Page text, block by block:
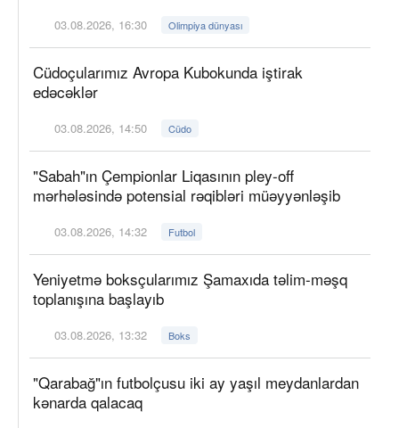
03.08.2026, 16:30 Olimpiya dünyası
Cüdoçularımız Avropa Kubokunda iştirak
edəcəklər
03.08.2026, 14:50 Cüdo
"Sabah"ın Çempionlar Liqasının pley-off
mərhələsində potensial rəqibləri müəyyənləşib
03.08.2026, 14:32 Futbol
Yeniyetmə boksçularımız Şamaxıda təlim-məşq
toplanışına başlayıb
03.08.2026, 13:32 Boks
"Qarabağ"ın futbolçusu iki ay yaşıl meydanlardan
kənarda qalacaq